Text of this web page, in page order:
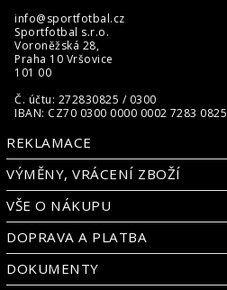
info@sportfotbal.cz
Sportfotbal s.r.o.
Voroněžská 28,
Praha 10 Vršovice
101 00
Č. účtu: 272830825 / 0300
IBAN: CZ70 0300 0000 0002 7283 0825
REKLAMACE
VÝMĚNY, VRÁCENÍ ZBOŽÍ
VŠE O NÁKUPU
DOPRAVA A PLATBA
DOKUMENTY